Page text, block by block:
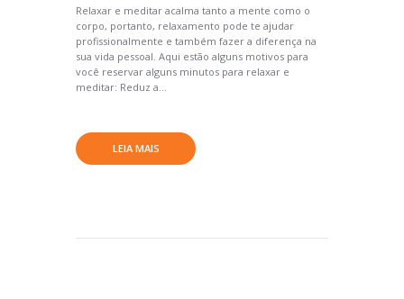
Relaxar e meditar acalma tanto a mente como o
corpo, portanto, relaxamento pode te ajudar
profissionalmente e também fazer a diferença na
sua vida pessoal. Aqui estão alguns motivos para
você reservar alguns minutos para relaxar e
meditar: Reduz a...
LEIA MAIS